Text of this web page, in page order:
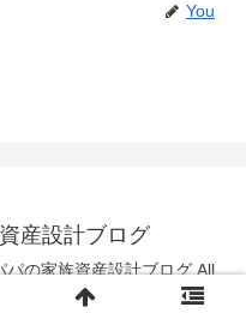
You
産設計ブログ
の家族資産設計ブログ All